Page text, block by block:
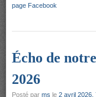
page Facebook
Écho de
2026
Posté par ms le 2 avril 2026,